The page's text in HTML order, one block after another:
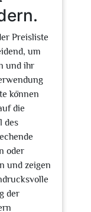
Preisliste
um
und ihr
können
die
des
oder
und zeigen
der